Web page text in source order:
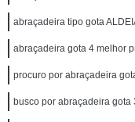
abraçadeira tipo gota
abraçadeira gota 4 melhor
procuro por abraçadeira
busco por abraçadeira gota